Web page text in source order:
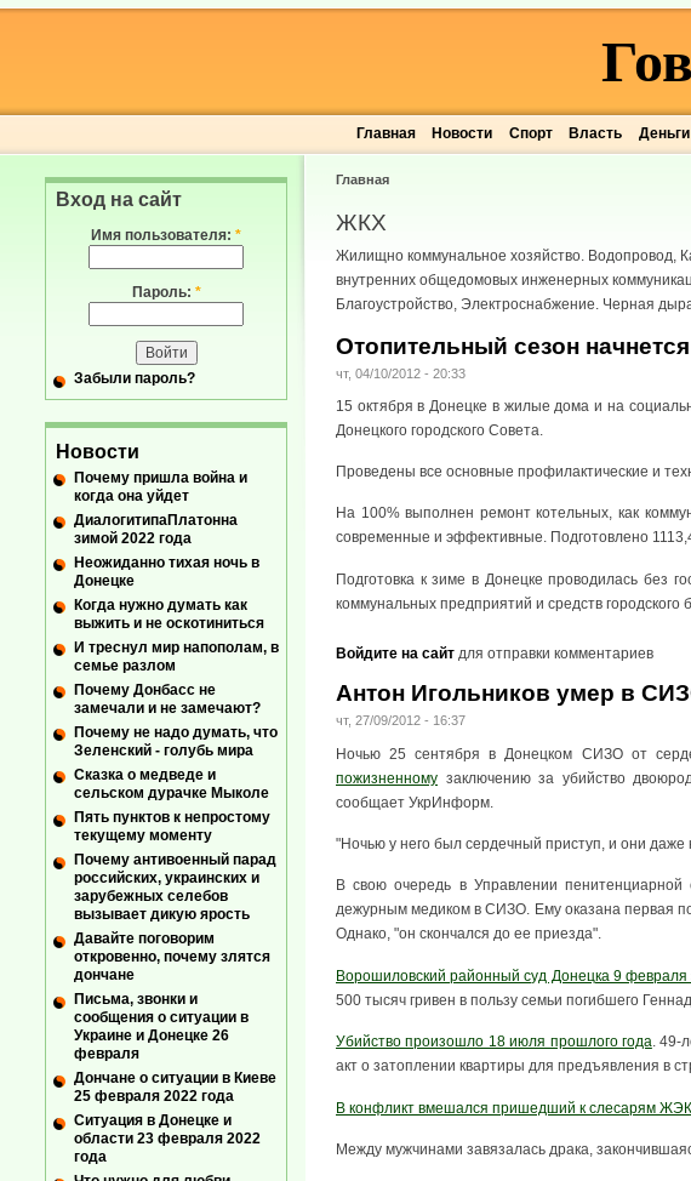
Главная Новости Спорт Власть Деньги
Главная
ЖКХ
Жилищно коммунальное хозяйство. Водопровод,
внутренних общедомовых инженерных
Благоустройство, Электроснабжение. Черная
Отопительный сезон
чт, 04/10/2012 - 20:33
15 октября в Донецке в жилые дома и на
Донецкого городского Совета.
Проведены все основные профилактические и
На 100% выполнен ремонт котельных, как
современные и эффективные. Подготовлено
Подготовка к зиме в Донецке проводилась без
коммунальных предприятий и средств городского
Войдите на сайт для отправки комментариев
Антон Игольников умер в
чт, 27/09/2012 - 16:37
Ночью 25 сентября в Донецком СИЗО от
пожизненному заключению за убийство
сообщает УкрИнформ.
"Ночью у него был сердечный приступ, и они даже
В свою очередь в Управлении
дежурным медиком в СИЗО. Ему оказана первая
Однако, "он скончался до ее приезда".
Ворошиловский районный суд Донецка 9 февраля
500 тысяч гривен в пользу семьи погибшего
Убийство произошло 18 июля прошлого года. 49-
акт о затоплении квартиры для предъявления в
В конфликт вмешался пришедший к слесарям
Между мужчинами завязалась драка,
Вход на сайт
Имя пользователя: *
Пароль: *
Забыли пароль?
Новости
Почему пришла война и
когда она уйдет
ДиалогитипаПлатонна
зимой 2022 года
Неожиданно тихая ночь в
Донецке
Когда нужно думать как
выжить и не оскотиниться
И треснул мир напополам, в
семье разлом
Почему Донбасс не
замечали и не замечают?
Почему не надо думать, что
Зеленский - голубь мира
Сказка о медведе и
сельском дурачке Мыколе
Пять пунктов к непростому
текущему моменту
Почему антивоенный парад
российских, украинских и
зарубежных селебов
вызывает дикую ярость
Давайте поговорим
откровенно, почему злятся
дончане
Письма, звонки и
сообщения о ситуации в
Украине и Донецке 26
февраля
Дончане о ситуации в Киеве
25 февраля 2022 года
Ситуация в Донецке и
области 23 февраля 2022
года